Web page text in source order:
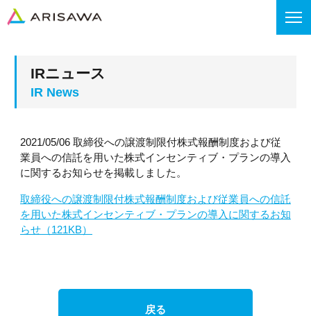
IRニュース
2021/05/06 取締役への譲渡制限付株式報酬制度および従
業員への信託を用いた株式インセンティブ・プランの導入
に関するお知らせを掲載しました。
取締役への譲渡制限付株式報酬制度および従業員への信託
を用いた株式インセンティブ・プランの導入に関するお知
らせ（121KB）
戻る